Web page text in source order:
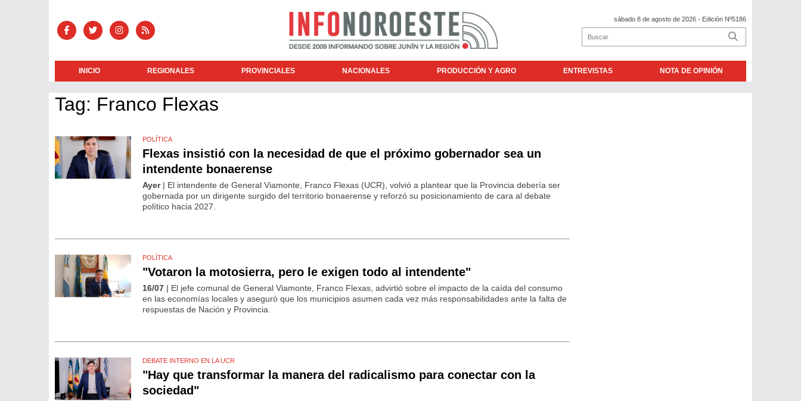
sábado 8 de agosto de 2026 - Edición Nº5186
INICIO REGIONALES PROVINCIALES NACIONALES PRODUCCIÓN Y AGRO ENTREVISTAS NOTA DE OPINIÓN
Tag: Franco Flexas
POLÍTICA
Flexas insistió con la necesidad de que el próximo gobernador sea un
intendente bonaerense
Ayer| El intendente de General Viamonte, Franco Flexas (UCR), volvió a plantear que la Provincia debería ser
gobernada por un dirigente surgido del territorio bonaerense y reforzó su posicionamiento de cara al debate
político hacia 2027.
POLÍTICA
"Votaron la motosierra, pero le exigen todo al intendente"
16/07 | El jefe comunal de General Viamonte, Franco Flexas, advirtió sobre el impacto de la caída del consumo
en las economías locales y aseguró que los municipios asumen cada vez más responsabilidades ante la falta de
respuestas de Nación y Provincia.
DEBATE INTERNO EN LA UCR
"Hay que transformar la manera del radicalismo para conectar con la
sociedad"